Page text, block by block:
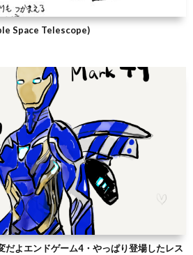
Space Telescope)
だよエンドゲーム4・やっぱり登場したレス